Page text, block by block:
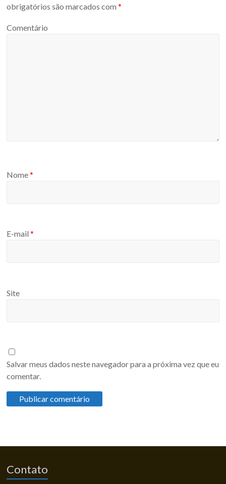
obrigatórios são marcados com*
Comentário
Nome*
E-mail*
Site
Salvar meus dados neste navegador para a próxima vez que eu
comentar.
Contato